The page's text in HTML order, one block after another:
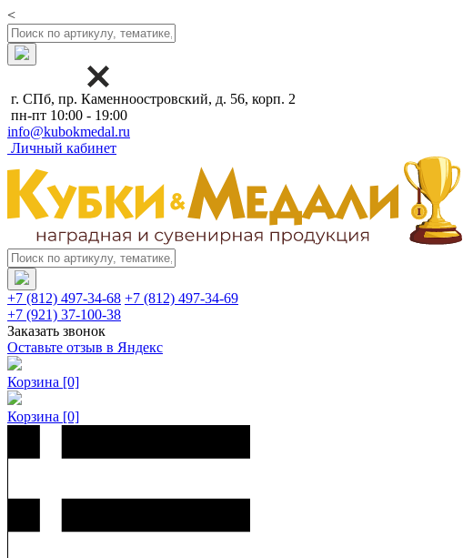
<
г. СПб, пр. Каменноостровский, д. 56, корп. 2
пн-пт 10:00 - 19:00
info@kubokmedal.ru
Личный кабинет
+7 (812) 497-34-68 +7 (812) 497-34-69
+7 (921) 37-100-38
Заказать звонок
Оставьте отзыв в Яндекс
Корзина [0]
Корзина [0]